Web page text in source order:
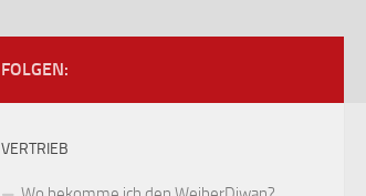
FOLGEN:
VERTRIEB